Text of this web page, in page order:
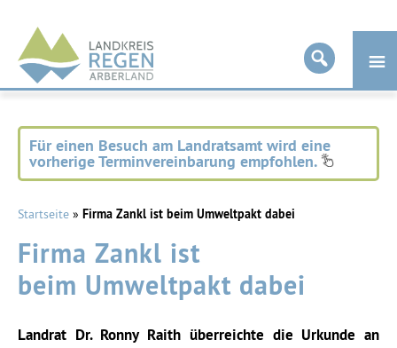
Landkreis
Regen
Für einen Besuch am Landratsamt wird eine
vorherige Terminvereinbarung empfohlen.
Startseite » Firma Zankl ist beim Umweltpakt dabei
Firma Zankl ist
beim Umweltpakt dabei
Landrat Dr. Ronny Raith überreichte die Urkunde an